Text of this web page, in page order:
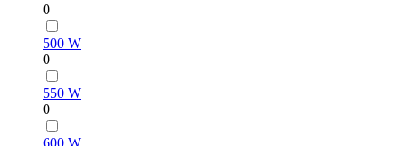
0
500 W
0
550 W
0